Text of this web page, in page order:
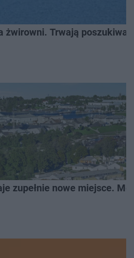
żwirowni. Trwają
zupełnie nowe miejsce.